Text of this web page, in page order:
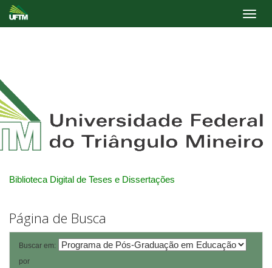
Biblioteca Digital de Teses e Dissertações
Página de Busca
Buscar em:
por